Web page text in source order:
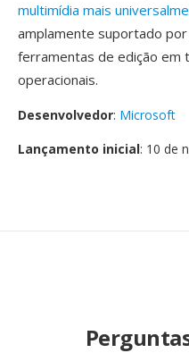
multimídia mais
amplamente suportado
ferramentas de edição em
operacionais.
Desenvolvedor: Microsoft
Lançamento inicial: 10 de